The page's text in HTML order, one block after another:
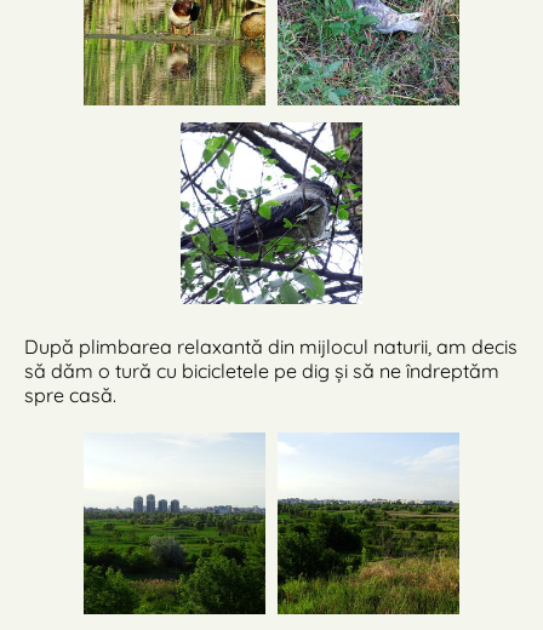
După plimbarea relaxantă din mijlocul naturii, am decis
să dăm o tură cu bicicletele pe dig și să ne îndreptăm
spre casă.